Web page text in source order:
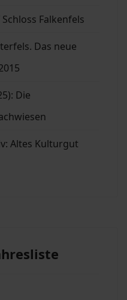
Falkenfels
Das neue
Die
Altes Kulturgut